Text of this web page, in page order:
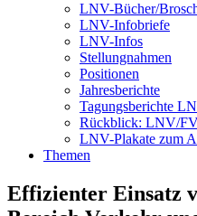
LNV-Bücher/
LNV-Infobriefe
LNV-Infos
Stellungnahmen
Positionen
Jahresberichte
Tagungsberichte
Rückblick: LNV/
LNV-Plakate zum
Themen
Effizienter Einsatz